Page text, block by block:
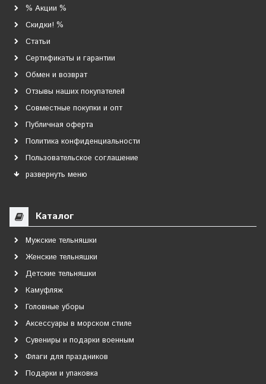
% Акции %
Скидки! %
Статьи
Сертификаты и гарантии
Обмен и возврат
Отзывы наших покупателей
Совместные покупки и опт
Публичная оферта
Политика конфиденциальности
Пользовательское соглашение
развернуть меню
Каталог
Мужские тельняшки
Женские тельняшки
Детские тельняшки
Камуфляж
Головные уборы
Аксессуары в морском стиле
Сувениры и подарки военным
Флаги для праздников
Подарки и упаковка